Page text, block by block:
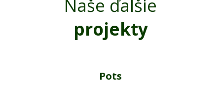
Naše ďalšie
projekty
Pots